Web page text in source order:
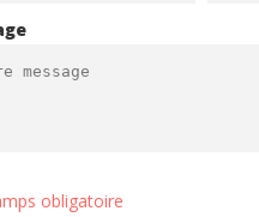
obligatoire